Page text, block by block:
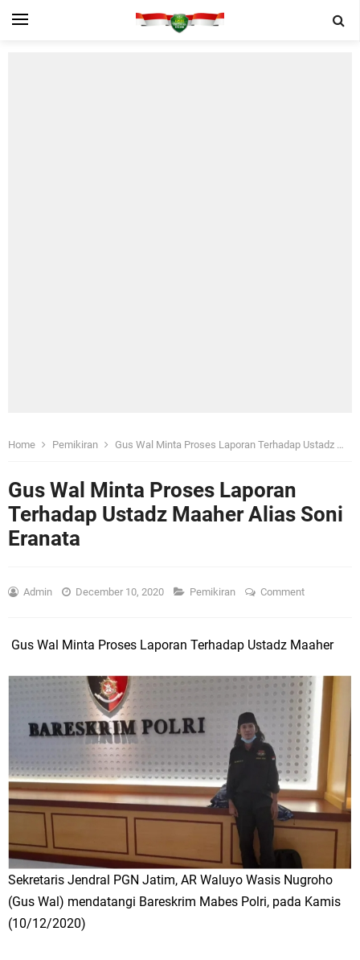
Home Pemikiran Gus Wal Minta Proses Laporan Terhadap Ustadz Maaher Alias Soni Eranata
Gus Wal Minta Proses Laporan
Terhadap Ustadz Maaher Alias Soni
Eranata
Admin December 10, 2020 Pemikiran Comment
Gus Wal Minta Proses Laporan Terhadap Ustadz Maaher
Sekretaris Jendral PGN Jatim, AR Waluyo Wasis Nugroho
(Gus Wal) mendatangi Bareskrim Mabes Polri, pada Kamis
(10/12/2020)